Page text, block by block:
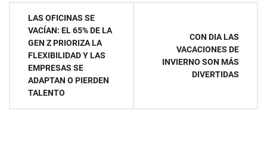
Navegación
entradas
LAS OFICINAS SE
VACÍAN: EL 65% DE LA
GEN Z PRIORIZA LA
FLEXIBILIDAD Y LAS
EMPRESAS SE
ADAPTAN O PIERDEN
TALENTO
CON DIA LAS
VACACIONES DE
INVIERNO SON MÁS
DIVERTIDAS